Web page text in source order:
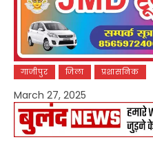
गाजीपुर जिला प्रशासनिक
March 27, 2025